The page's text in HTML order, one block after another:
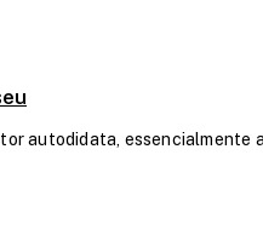
autodidata,